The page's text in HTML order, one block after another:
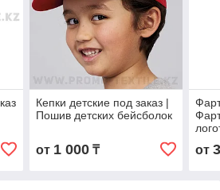
Кепки детские под заказ |
Пошив детских бейсболок
от 1 000₸ от